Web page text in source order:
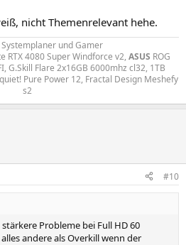
nicht Themenrelevant hehe.
und Gamer
RTX 4080 Super Windforce v2, ASUS ROG
G.Skill Flare 2x16GB 6000mhz cl32, 1TB
Pure Power 12, Fractal Design Meshefy
s2​
#10
Probleme bei Full HD 60
andere als Overkill wenn der